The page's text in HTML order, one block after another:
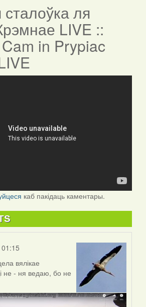
ля
LIVE ::
in Prypiac
каб пакідаць каментары.
вялікае
не - ня ведаю, бо не